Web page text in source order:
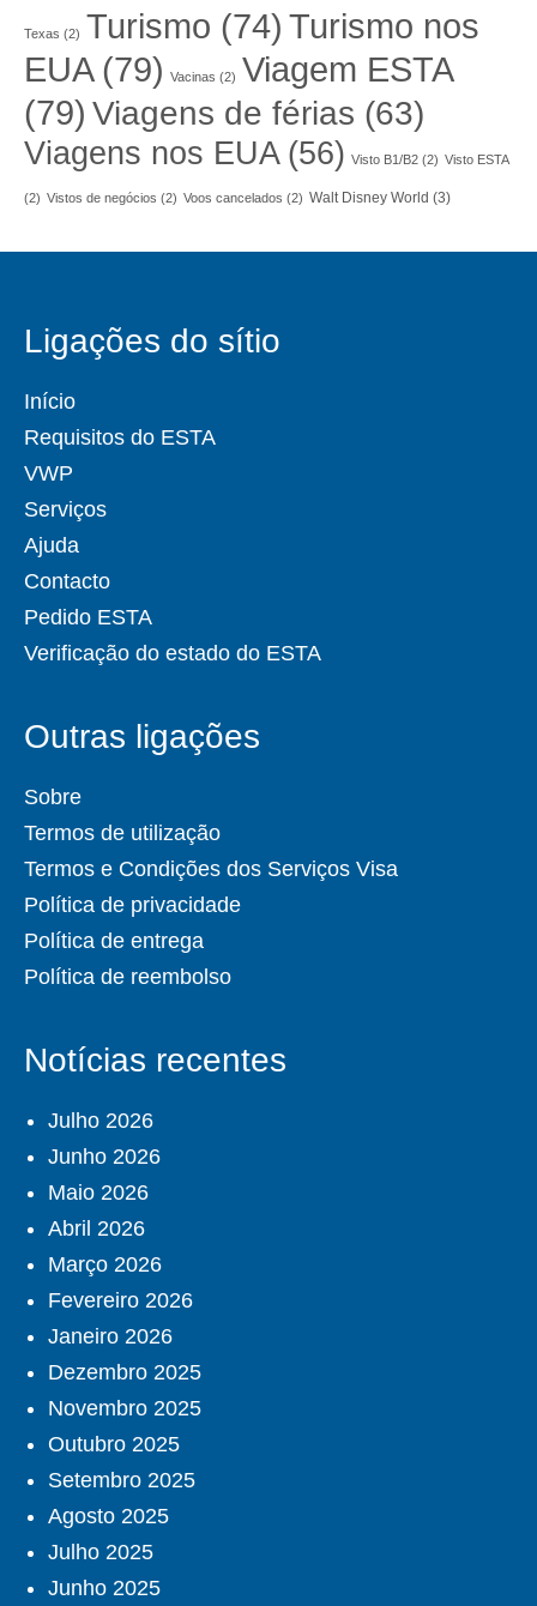
Texas (2) Turismo (74) Turismo nos
EUA(79) Vacinas (2) Viagem ESTA
(79) Viagens de férias (63)
Viagens nos EUA(56) Visto B1/B2 (2) Visto ESTA
(2) Vistos de negócios (2) Voos cancelados (2) Walt Disney World (3)
Ligações do sítio
Início
Requisitos do ESTA
VWP
Serviços
Ajuda
Contacto
Pedido ESTA
Verificação do estado do ESTA
Outras ligações
Sobre
Termos de utilização
Termos e Condições dos Serviços Visa
Política de privacidade
Política de entrega
Política de reembolso
Notícias recentes
Julho 2026
Junho 2026
Maio 2026
Abril 2026
Março 2026
Fevereiro 2026
Janeiro 2026
Dezembro 2025
Novembro 2025
Outubro 2025
Setembro 2025
Agosto 2025
Julho 2025
Junho 2025